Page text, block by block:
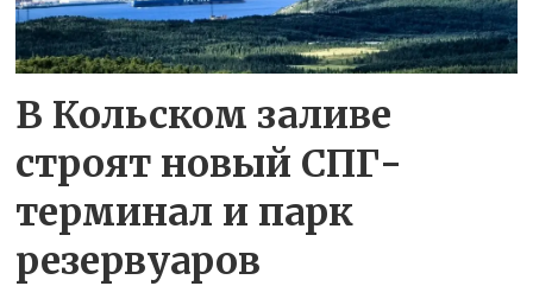
В Кольском заливе
строят новый СПГ-
терминал и парк
резервуаров